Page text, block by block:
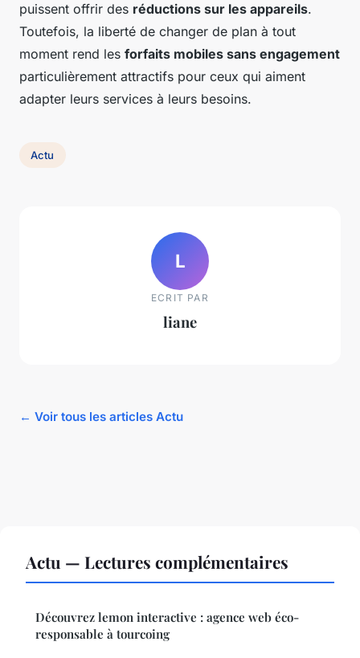
puissent offrir des réductions sur les appareils.
Toutefois, la liberté de changer de plan à tout
moment rend les forfaits mobiles sans engagement
particulièrement attractifs pour ceux qui aiment
adapter leurs services à leurs besoins.
Actu
L
ECRIT PAR
liane
← Voir tous les articles Actu
Actu — Lectures complémentaires
Découvrez lemon interactive : agence web éco-
responsable à tourcoing